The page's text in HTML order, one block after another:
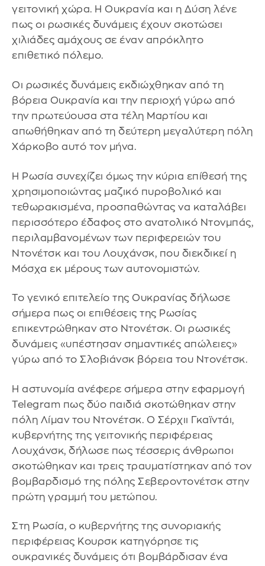
γειτονική χώρα. Η Ουκρανία και η Δύση λένε
πως οι ρωσικές δυνάμεις έχουν σκοτώσει
χιλιάδες αμάχους σε έναν απρόκλητο
επιθετικό πόλεμο.
Οι ρωσικές δυνάμεις εκδιώχθηκαν από τη
βόρεια Ουκρανία και την περιοχή γύρω από
την πρωτεύουσα στα τέλη Μαρτίου και
απωθήθηκαν από τη δεύτερη μεγαλύτερη πόλη
Χάρκοβο αυτό τον μήνα.
Η Ρωσία συνεχίζει όμως την κύρια επίθεσή της
χρησιμοποιώντας μαζικό πυροβολικό και
τεθωρακισμένα, προσπαθώντας να καταλάβει
περισσότερο έδαφος στο ανατολικό Ντονμπάς,
περιλαμβανομένων των περιφερειών του
Ντονέτσκ και του Λουχάνσκ, που διεκδικεί η
Μόσχα εκ μέρους των αυτονομιστών.
Το γενικό επιτελείο της Ουκρανίας δήλωσε
σήμερα πως οι επιθέσεις της Ρωσίας
επικεντρώθηκαν στο Ντονέτσκ. Οι ρωσικές
δυνάμεις «υπέστησαν σημαντικές απώλειες»
γύρω από το Σλοβιάνσκ βόρεια του Ντονέτσκ.
Η αστυνομία ανέφερε σήμερα στην εφαρμογή
Telegram πως δύο παιδιά σκοτώθηκαν στην
πόλη Λίμαν του Ντονέτσκ. Ο Σέρχιι Γκαϊντάι,
κυβερνήτης της γειτονικής περιφέρειας
Λουχάνσκ, δήλωσε πως τέσσερις άνθρωποι
σκοτώθηκαν και τρεις τραυματίστηκαν από τον
βομβαρδισμό της πόλης Σεβεροντονέτσκ στην
πρώτη γραμμή του μετώπου.
Στη Ρωσία, ο κυβερνήτης της συνοριακής
περιφέρειας Κουρσκ κατηγόρησε τις
ουκρανικές δυνάμεις ότι βομβάρδισαν ένα